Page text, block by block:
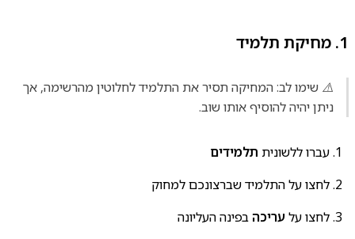
1. מחיקת תלמיד
⚠️ שימו לב: המחיקה תסיר את התלמיד לחלוטין מהרשימה, אך
ניתן יהיה להוסיף אותו שוב.
עברו ללשונית תלמידים
לחצו על התלמיד שברצונכם למחוק
לחצו עלעריכהבפינה העליונה